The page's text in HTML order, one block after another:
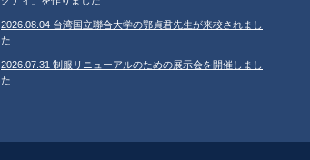
2026.08.04 台湾国立聯合大学の鄂貞君先生が来校されまし
た
2026.07.31 制服リニューアルのための展示会を開催しまし
た